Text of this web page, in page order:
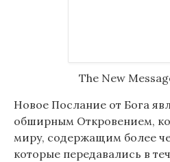
The New
Новое Послание от Бога
обширным Откровением,
миру, содержащим более
которые передавались в